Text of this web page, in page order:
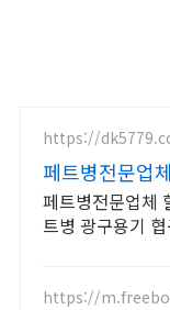
https://
페트병전문업
페트병전문업체
트병 광구용기
https://